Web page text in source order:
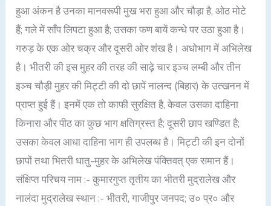
हुआ अंकन है उनका मानवरूपी मुख भरा हुआ और चौड़ा है, ओठ मोटे
हैं; गले में साँप लिपटा हुआ है; उसका फण बायें कन्धे पर उठा हुआ है।
गरुड़ के एक ओर चक्र और दूसरी ओर शंख है। अधोभाग में अभिलेख
है। भीतरी की इस मुहर की तरह की साढ़े चार इञ्च लम्बी और तीन
इञ्च चौड़ी मुहर की मिट्टी की दो छापें नालन्द (बिहार) के उत्खनन में
प्राप्त हुई हैं। इनमें एक तो काफी सुरक्षित है, केवल उसका दाहिना
किनारा और पीठ का कुछ भाग क्षतिग्रस्त है; दूसरी छाप खण्डित है;
उसका केवल आधा दाहिना भाग ही उपलब्ध है। मिट्टी की इन दोनों
छापों तथा भितरी धातु-मुहर के अभिलेख पंक्तिवत् एक समान हैं।
संक्षिप्त परिचय नाम :- कुमारगुप्त तृतीय का भीतरी मुद्रालेख और
नालंदा मुद्रालेख स्थान :- भीतरी, गाजीपुर जनपद; उ० प्र० और